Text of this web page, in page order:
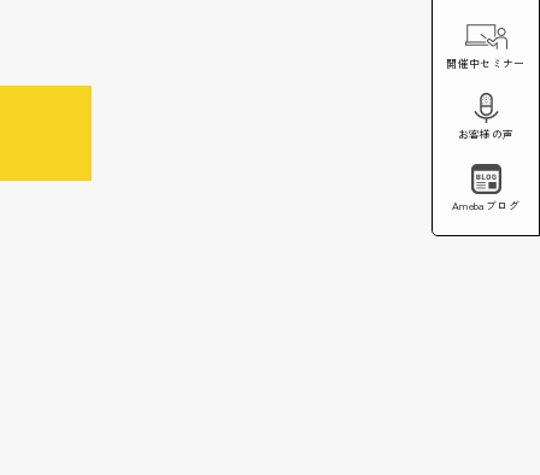
開催中セミナー
お客様の声
Amebaブログ